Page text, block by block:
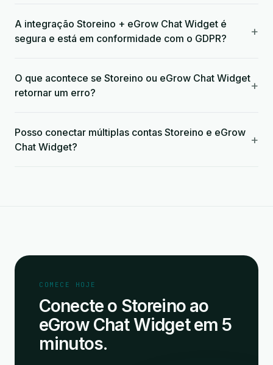
A integração Storeino + eGrow Chat Widget é
segura e está em conformidade com o GDPR?
+
O que acontece se Storeino ou eGrow Chat Widget
retornar um erro?
+
Posso conectar múltiplas contas Storeino e eGrow
Chat Widget?
+
COMECE HOJE
Conecte o Storeino ao
eGrow Chat Widget em 5
minutos.